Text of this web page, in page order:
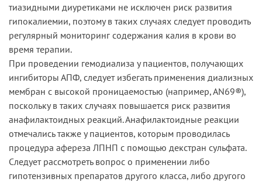
тиазидными диуретиками не исключен риск развития
гипокалиемии, поэтому в таких случаях следует проводить
регулярный мониторинг содержания калия в крови во
время терапии.
При проведении гемодиализа у пациентов, получающих
ингибиторы АПФ, следует избегать применения диализных
мембран с высокой проницаемостью (например, АN69®),
поскольку в таких случаях повышается риск развития
анафилактоидных реакций. Анафилактоидные реакции
отмечались также у пациентов, которым проводилась
процедура афереза ЛПНП с помощью декстран сульфата.
Следует рассмотреть вопрос о применении либо
гипотензивных препаратов другого класса, либо другого